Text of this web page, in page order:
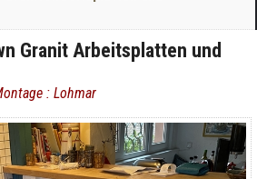
Granit Arbeitsplatten und
: Lohmar